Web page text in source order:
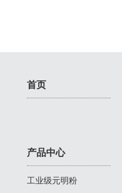
首页
产品中心
工业级元明粉